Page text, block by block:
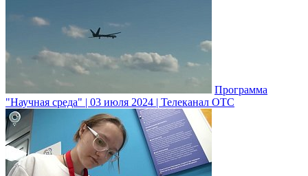
Программа
"Научная среда" | 03 июля 2024 | Телеканал ОТС